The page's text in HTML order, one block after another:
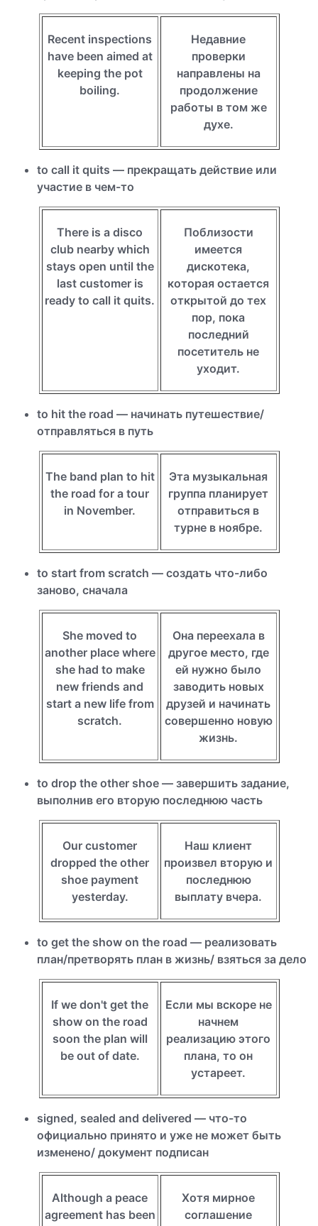
Recent inspections
have been aimed at
keeping the pot
boiling.
Недавние
проверки
направлены на
продолжение
работы в том же
духе.
to call it quits — прекращать действие или
участие в чем-то
There is a disco
club nearby which
stays open until the
last customer is
ready to call it quits.
Поблизости
имеется
дискотека,
которая остается
открытой до тех
пор, пока
последний
посетитель не
уходит.
to hit the road — начинать путешествие/
отправляться в путь
The band plan to hit
the road for a tour
in November.
Эта музыкальная
группа планирует
отправиться в
турне в ноябре.
to start from scratch — создать что-либо
заново, сначала
She moved to
another place where
she had to make
new friends and
start a new life from
scratch.
Она переехала в
другое место, где
ей нужно было
заводить новых
друзей и начинать
совершенно новую
жизнь.
to drop the other shoe — завершить задание,
выполнив его вторую последнюю часть
Our customer
dropped the other
shoe payment
yesterday.
Наш клиент
произвел вторую и
последнюю
выплату вчера.
to get the show on the road — реализовать
план/претворять план в жизнь/ взяться за дело
If we don't get the
show on the road
soon the plan will
be out of date.
Если мы вскоре не
начнем
реализацию этого
плана, то он
устареет.
signed, sealed and delivered — что-то
официально принято и уже не может быть
изменено/ документ подписан
Although a peace
agreement has been
Хотя мирное
соглашение